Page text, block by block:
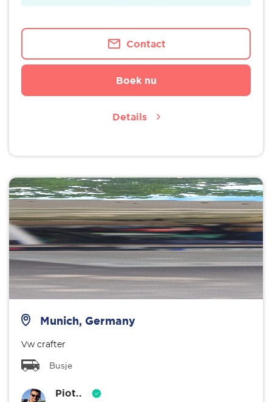
Contact
Boek nu
Details
Munich, Germany
Vw crafter
Busje
Piot..